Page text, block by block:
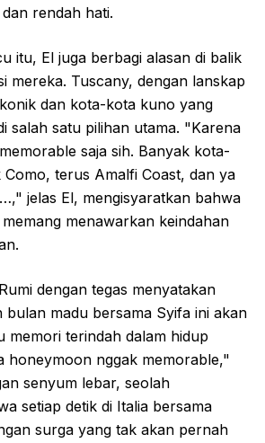
rendah hati.
itu, El juga berbagi alasan di balik
mereka. Tuscany, dengan lanskap
dan kota-kota kuno yang
salah satu pilihan utama. "Karena
saja sih. Banyak kota-
terus Amalfi Coast, dan ya
jelas El, mengisyaratkan bahwa
menawarkan keindahan
dengan tegas menyatakan
bulan madu bersama Syifa ini akan
memori terindah dalam hidup
honeymoon nggak memorable,"
senyum lebar, seolah
setiap detik di Italia bersama
surga yang tak akan pernah